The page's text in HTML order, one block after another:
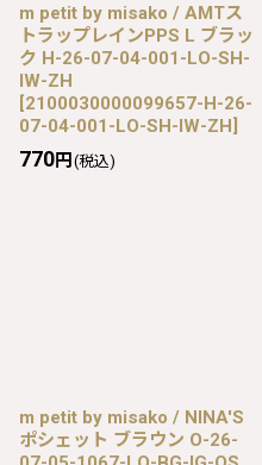
m petit by misako / AMTス
トラップレインPPS L ブラッ
ク H-26-07-04-001-LO-SH-
IW-ZH
[2100030000099657-H-26-
07-04-001-LO-SH-IW-ZH]
770円 (税込)
m petit by misako / NINA'S
ポシェット ブラウン O-26-